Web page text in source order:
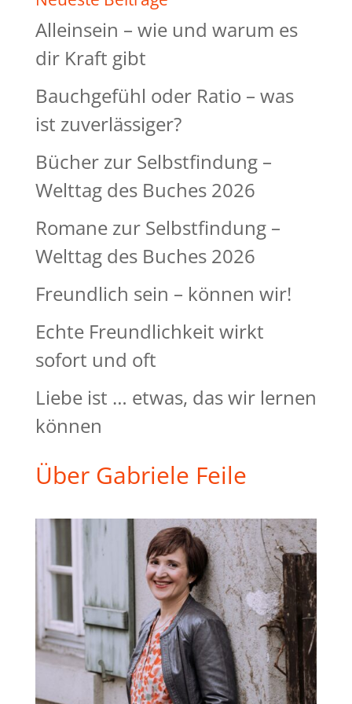
Alleinsein – wie und warum es
dir Kraft gibt
Bauchgefühl oder Ratio – was
ist zuverlässiger?
Bücher zur Selbstfindung –
Welttag des Buches 2026
Romane zur Selbstfindung –
Welttag des Buches 2026
Freundlich sein – können wir!
Echte Freundlichkeit wirkt
sofort und oft
Liebe ist … etwas, das wir lernen
können
Über Gabriele Feile